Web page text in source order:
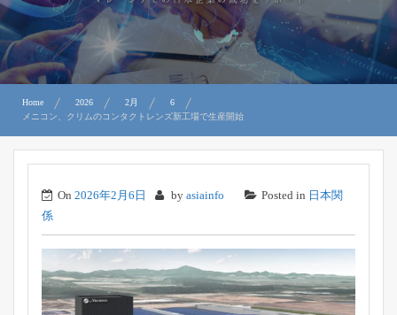
お問合せ
Home 2026 2月
6
メニコン、クリムのコンタクトレンズ新工場で生産開始
On 2026年2月6日 by asiainfo Posted in 日本関
係